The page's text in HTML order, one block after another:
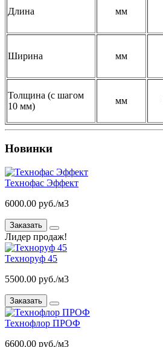
Длина мм
Ширина мм
Толщина (с шагом
10 мм)
мм
Новинки
Технофас Эффект
6000.00 руб./м3
Заказать
Лидер продаж!
Техноруф 45
5500.00 руб./м3
Заказать
Технофлор ПРОФ
6600.00 руб./м3